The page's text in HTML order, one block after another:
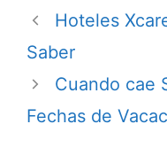
Hoteles
Saber
Cuando cae
Fechas de